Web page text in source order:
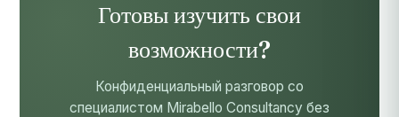
Готовы изучить свои
возможности?
Конфиденциальный разговор со
специалистом Mirabello Consultancy без